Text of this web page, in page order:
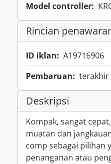
Model controller:
Rincian
ID iklan: A19716906
Pembaruan: terakhir
Deskripsi
Kompak, sangat
muatan dan
comp sebagai pilihan
penanganan atau